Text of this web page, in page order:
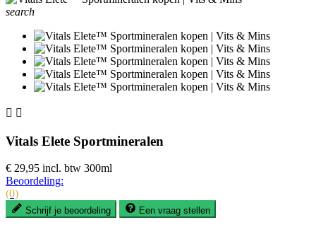
search
 
Vitals Elete Sportmineralen
€ 29,95 incl. btw 300ml
Beoordeling:
(0)
Schrijf je beoordeling Een vraag stellen